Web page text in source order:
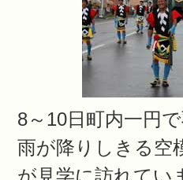
8～10日町内一円
雨が降りしきる空
が見学に訪れてい